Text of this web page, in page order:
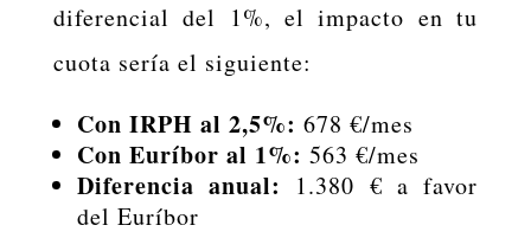
diferencial del 1%, el impacto en tu
cuota sería el siguiente:
Con IRPH al 2,5%: 678 €/mes
Con Euríbor al 1%: 563 €/mes
Diferencia anual:
1.380 € a favor
del Euríbor